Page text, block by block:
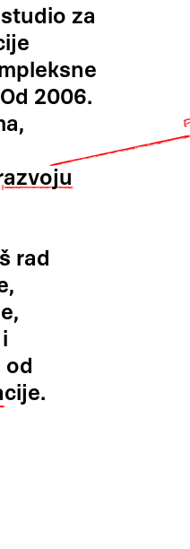
za
2006.
rad
.